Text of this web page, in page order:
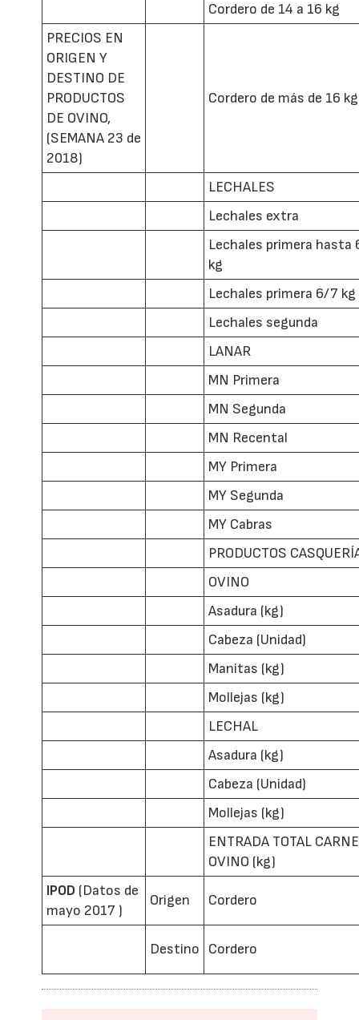
Cordero de 14 a 16 kg
PRECIOS EN
ORIGEN Y
DESTINO DE
PRODUCTOS
DE OVINO,
(SEMANA 23 de
2018)
Cordero de más de 16 kg
LECHALES
Lechales extra
Lechales primera hasta
kg
Lechales primera 6/7 kg
Lechales segunda
LANAR
MN Primera
MN Segunda
MN Recental
MY Primera
MY Segunda
MY Cabras
PRODUCTOS
OVINO
Asadura (kg)
Cabeza (Unidad)
Manitas (kg)
Mollejas (kg)
LECHAL
Asadura (kg)
Cabeza (Unidad)
Mollejas (kg)
ENTRADA TOTAL CARNE
OVINO (kg)
IPOD (Datos de
mayo 2017 )
Origen Cordero
Destino Cordero